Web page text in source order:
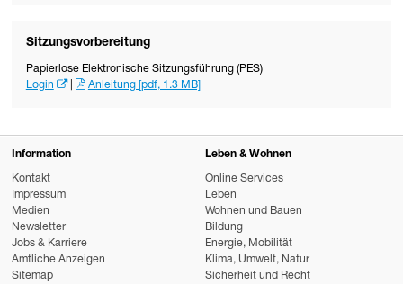
Sitzungsvorbereitung
Papierlose Elektronische Sitzungsführung (PES)
Login
| Anleitung [pdf, 1.3 MB]
Information
Kontakt
Impressum
Medien
Newsletter
Jobs & Karriere
Amtliche Anzeigen
Sitemap
Leben & Wohnen
Online Services
Leben
Wohnen und Bauen
Bildung
Energie, Mobilität
Klima, Umwelt, Natur
Sicherheit und Recht